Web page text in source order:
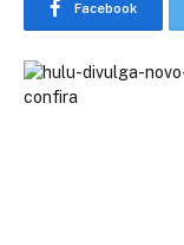
Facebook